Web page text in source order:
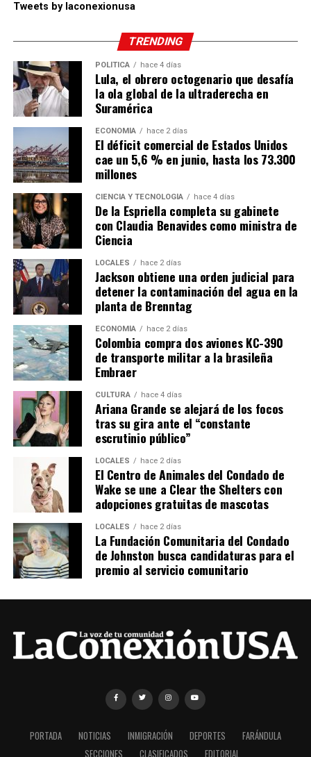
Tweets by laconexionusa
TRENDING
POLÍTICA hace 4 días
Lula, el obrero octogenario que desafía
la ola global de la ultraderecha en
Suramérica
ECONOMÍA hace 2 días
El déficit comercial de Estados Unidos
cae un 5,6 % en junio, hasta los 73.300
millones
CIENCIA Y TECNOLOGÍA hace 4 días
De la Espriella completa su gabinete
con Claudia Benavides como ministra de
Ciencia
LOCALES hace 2 días
Jackson obtiene una orden judicial para
detener la contaminación del agua en la
planta de Brenntag
ECONOMÍA hace 2 días
Colombia compra dos aviones KC-390
de transporte militar a la brasileña
Embraer
CULTURA hace 4 días
Ariana Grande se alejará de los focos
tras su gira ante el “constante
escrutinio público”
LOCALES hace 2 días
El Centro de Animales del Condado de
Wake se une a Clear the Shelters con
adopciones gratuitas de mascotas
LOCALES hace 2 días
La Fundación Comunitaria del Condado
de Johnston busca candidaturas para el
premio al servicio comunitario
PORTADA NOTICIAS INMIGRACIÓN DEPORTES
FARÁNDULA
SECCIONES
CLASIFICADOS EDITORIAL